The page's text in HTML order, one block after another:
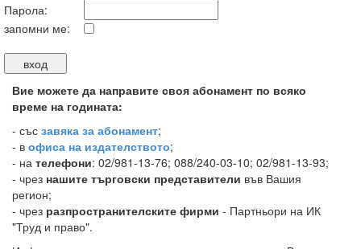
Парола:
запомни ме:
Вие можете да направите своя абонамент по всяко
време на годината:
- със завяка за абонамент;
- в офиса на издателството;
- на телефони: 02/981-13-76; 088/240-03-10; 02/981-13-93;
- чрез нашите търговски представители във Вашия
регион;
- чрез разпространителските фирми - Партньори на ИК
"Труд и право".